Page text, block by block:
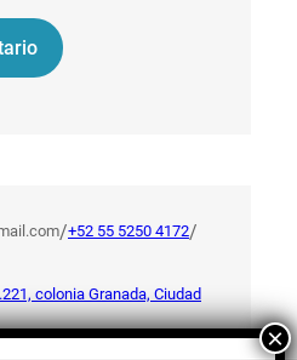
/+52 55 5250 4172/
colonia Granada, Ciudad